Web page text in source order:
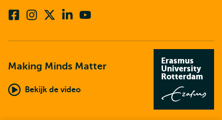
FacebookInstagram
twitter)
Linkedin
Making Minds Matter
Bekijk de video
Erasmus
University
Rotterdam